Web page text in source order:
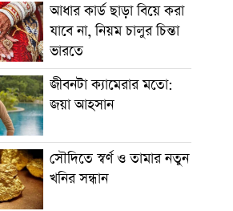
আধার কার্ড ছাড়া বিয়ে করা
যাবে না, নিয়ম চালুর চিন্তা
ভারতে
জীবনটা ক্যামেরার মতো:
জয়া আহসান
সৌদিতে স্বর্ণ ও তামার নতুন
খনির সন্ধান